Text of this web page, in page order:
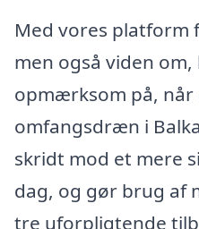
Med vores platform
men også viden
opmærksom på,
omfangsdræn i
skridt mod et mere
dag, og gør brug af
tre uforpligtende